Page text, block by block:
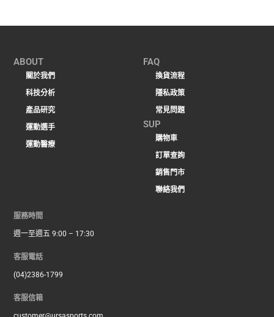
ABOUT
關於我們
科技分析
產品研究
運動選手
運動醫療
FAQ
換貨流程
隱私政策
常見問題
SUP
購物車
訂單查詢
銷售門市
聯絡我們
服務時間
週一至週五 9:00 – 17:30
客服電話
(04)2386-1799
客服信箱